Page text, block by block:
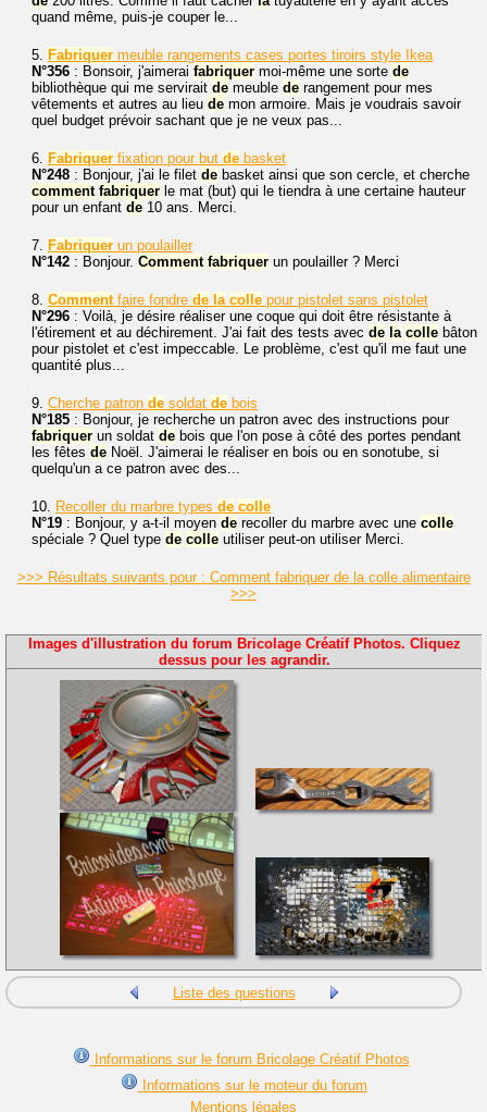
quand même, puis-je couper le...
5. Fabriquer meuble rangements cases portes tiroirs style Ikea
N°356 : Bonsoir, j'aimerai fabriquer moi-même une sorte de
bibliothèque qui me servirait de meuble de rangement pour mes
vêtements et autres au lieu de mon armoire. Mais je voudrais savoir
quel budget prévoir sachant que je ne veux pas...
6. Fabriquer fixation pour but de basket
N°248 : Bonjour, j'ai le filet de basket ainsi que son cercle, et cherche
comment fabriquer le mat (but) qui le tiendra à une certaine hauteur
pour un enfant de 10 ans. Merci.
7. Fabriquer un poulailler
N°142 : Bonjour. Comment fabriquer un poulailler ? Merci
8. Commentfaire fondre de la colle pour pistolet sans pistolet
N°296 : Voilà, je désire réaliser une coque qui doit être résistante à
l'étirement et au déchirement. J'ai fait des tests avec de la colle bâton
pour pistolet et c'est impeccable. Le problème, c'est qu'il me faut une
quantité plus...
9. Cherche patron de soldat de bois
N°185 : Bonjour, je recherche un patron avec des instructions pour
fabriquer un soldat de bois que l'on pose à côté des portes pendant
les fêtes de Noël. J'aimerai le réaliser en bois ou en sonotube, si
quelqu'un a ce patron avec des...
10. Recoller du marbre types de colle
N°19 : Bonjour, y a-t-il moyen de recoller du marbre avec une colle
spéciale ? Quel type de colle utiliser peut-on utiliser Merci.
>>> Résultats suivants pour : Comment fabriquer de la colle alimentaire
>>>
Images d'illustration du forum Bricolage Créatif Photos. Cliquez
dessus pour les agrandir.
Liste des questions
Informations sur le forum Bricolage Créatif Photos
Informations sur le moteur du forum
Mentions légales